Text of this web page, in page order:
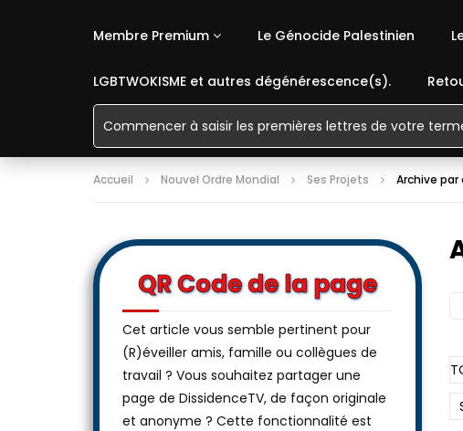
Membre Premium Le Génocide Palestinien
LGBTWOKISME et autres dégénérescence(s).
Accueil Nouvel Ordre Mondial Ses Projets Archive par
QR Code de la page
Cet article vous semble pertinent pour
(R)éveiller amis, famille ou collègues de
travail ? Vous souhaitez partager une
page de DissidenceTV, de façon originale
et anonyme ? Cette fonctionnalité est